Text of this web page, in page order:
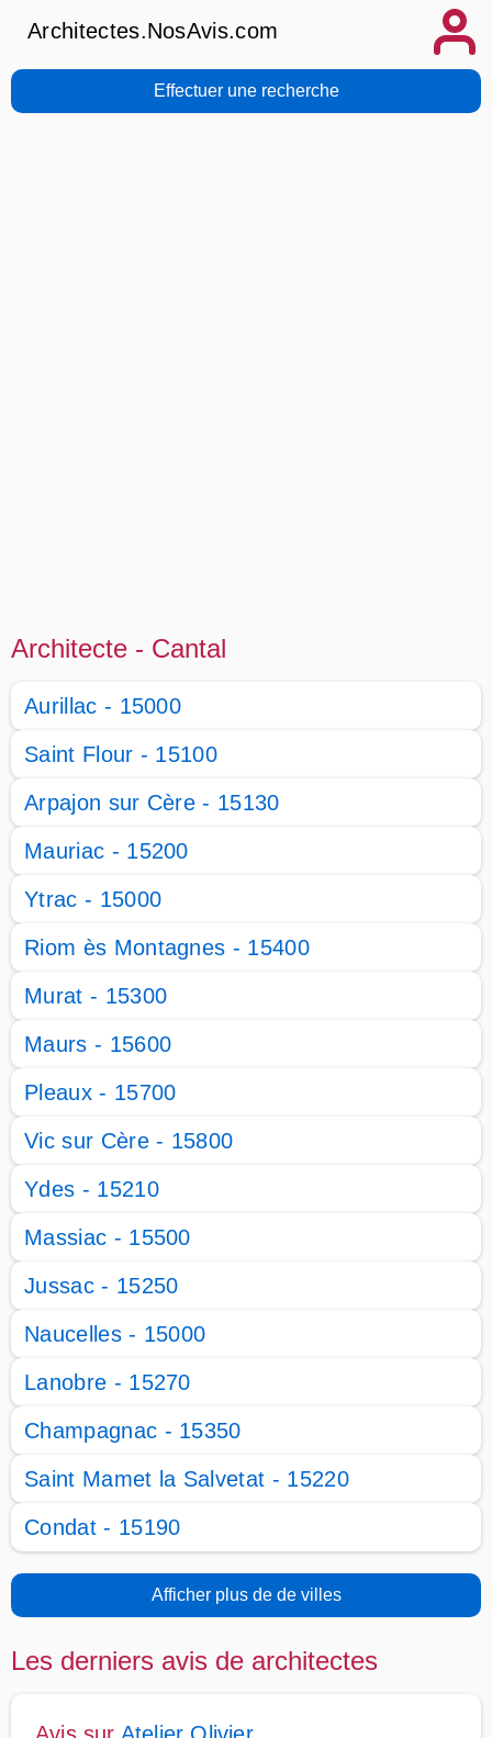
Architectes.NosAvis.com
Effectuer une recherche
Architecte - Cantal
Aurillac - 15000
Saint Flour - 15100
Arpajon sur Cère - 15130
Mauriac - 15200
Ytrac - 15000
Riom ès Montagnes - 15400
Murat - 15300
Maurs - 15600
Pleaux - 15700
Vic sur Cère - 15800
Ydes - 15210
Massiac - 15500
Jussac - 15250
Naucelles - 15000
Lanobre - 15270
Champagnac - 15350
Saint Mamet la Salvetat - 15220
Condat - 15190
Afficher plus de de villes
Les derniers avis de architectes